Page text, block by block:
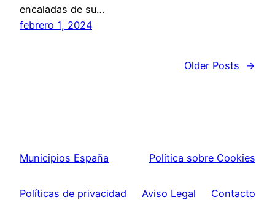
encaladas de su…
febrero 1, 2024
Older Posts →
Municipios España Política sobre Cookies
Políticas de privacidad Aviso Legal Contacto